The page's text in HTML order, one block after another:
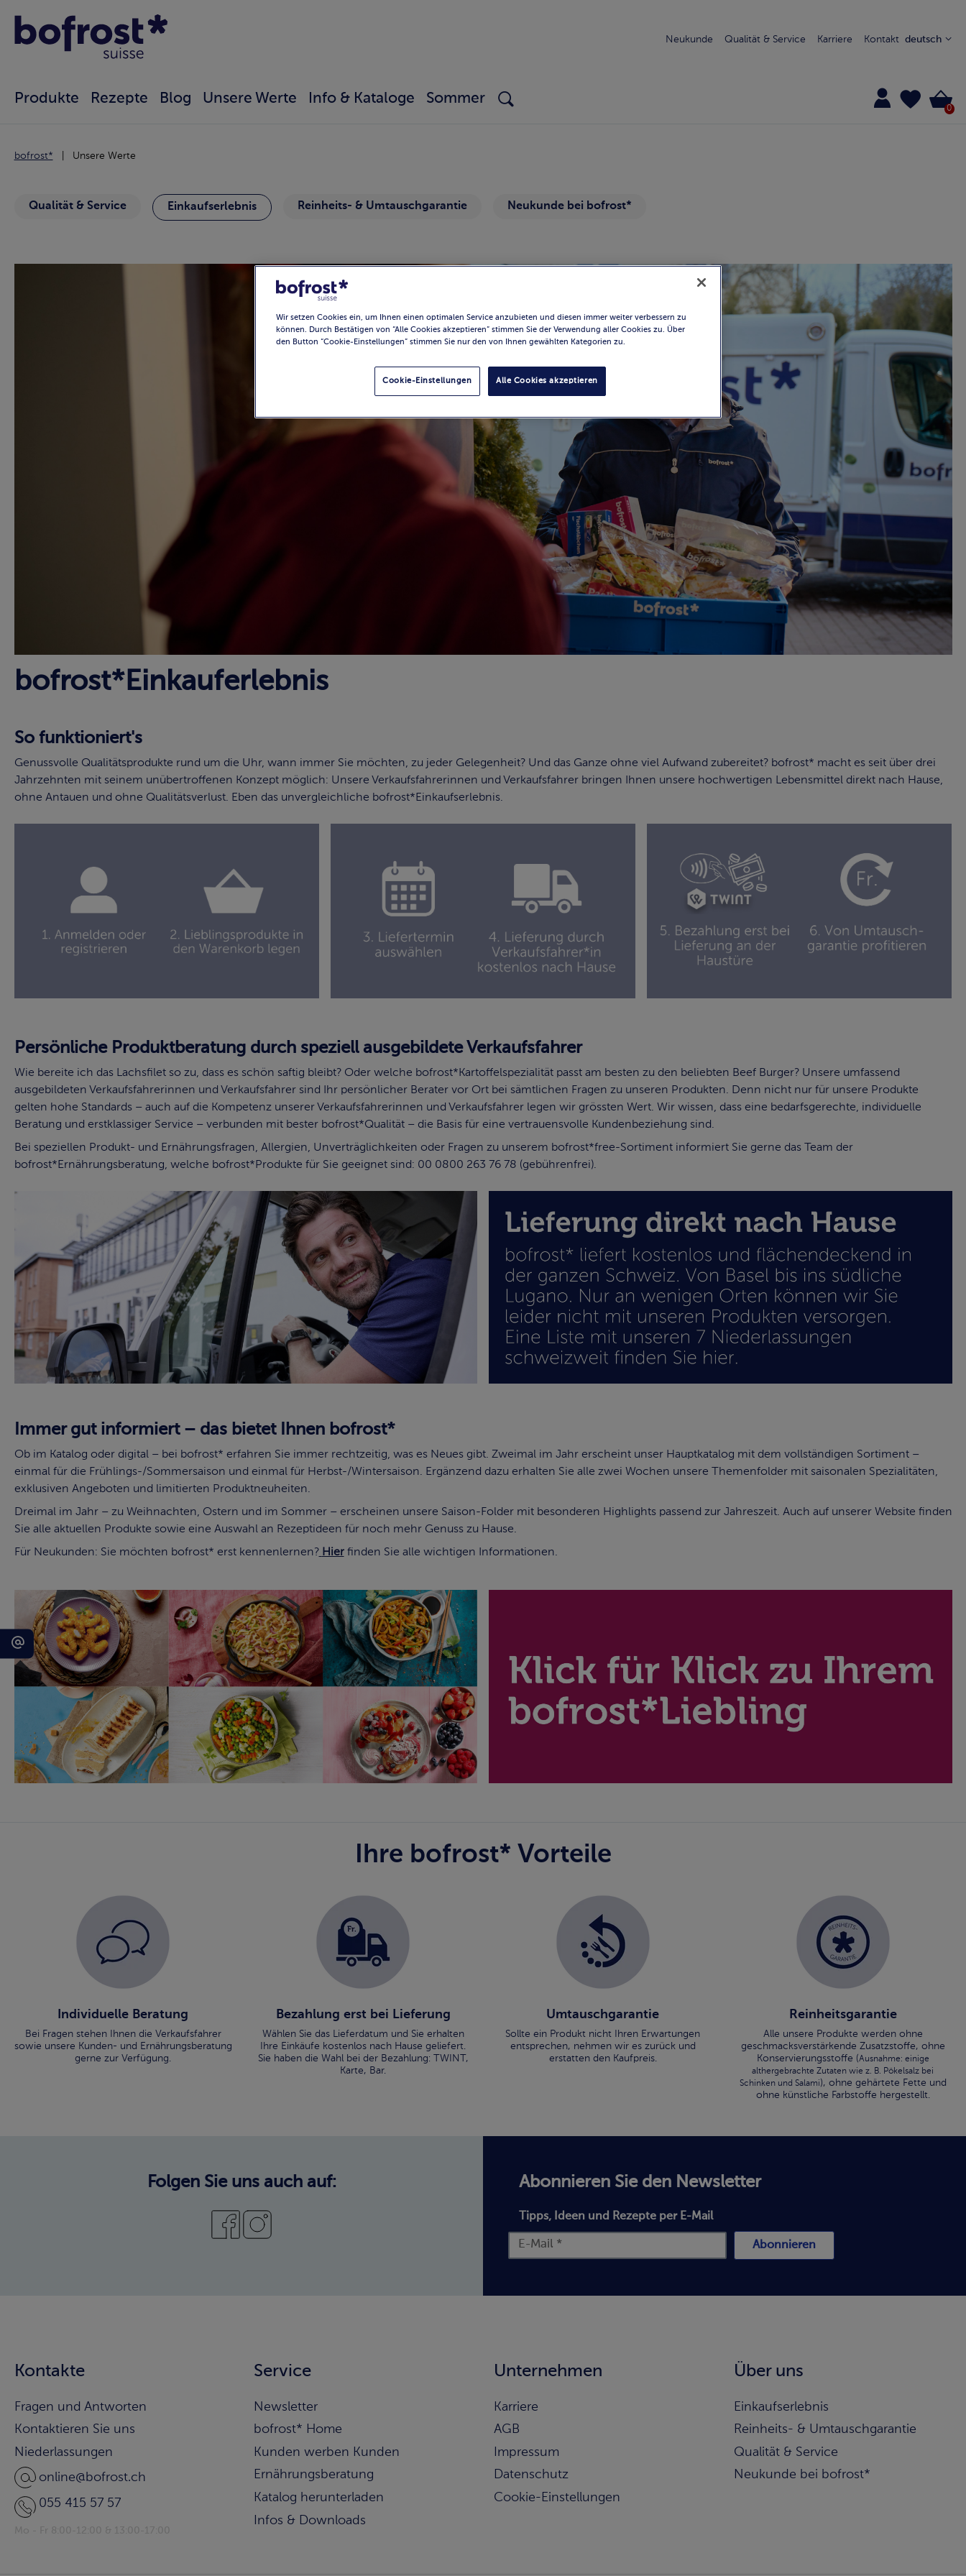
Neukunde Qualität & Service Karriere Kontakt deutsch
Produkte Rezepte Blog Unsere Werte Info & Kataloge Sommer
0
bofrost* Unsere Werte
Qualität & Service Einkaufserlebnis Reinheits- & Umtauschgarantie Neukunde bei bofrost*
bofrost*Einkauferlebnis
So funktioniert's
Genussvolle Qualitätsprodukte rund um die Uhr, wann immer Sie möchten, zu jeder Gelegenheit? Und das Ganze ohne viel Aufwand zubereitet? bofrost* macht es seit über drei
Jahrzehnten mit seinem unübertroffenen Konzept möglich: Unsere Verkaufsfahrerinnen und Verkaufsfahrer bringen Ihnen unsere hochwertigen Lebensmittel direkt nach Hause,
ohne Antauen und ohne Qualitätsverlust. Eben das unvergleichliche bofrost*Einkaufserlebnis.
Persönliche Produktberatung durch speziell ausgebildete Verkaufsfahrer
Wie bereite ich das Lachsfilet so zu, dass es schön saftig bleibt? Oder welche bofrost*Kartoffelspezialität passt am besten zu den beliebten Beef Burger? Unsere umfassend
ausgebildeten Verkaufsfahrerinnen und Verkaufsfahrer sind Ihr persönlicher Berater vor Ort bei sämtlichen Fragen zu unseren Produkten. Denn nicht nur für unsere Produkte
gelten hohe Standards – auch auf die Kompetenz unserer Verkaufsfahrerinnen und Verkaufsfahrer legen wir grössten Wert. Wir wissen, dass eine bedarfsgerechte, individuelle
Beratung und erstklassiger Service – verbunden mit bester bofrost*Qualität – die Basis für eine vertrauensvolle Kundenbeziehung sind.
Bei speziellen Produkt- und Ernährungsfragen, Allergien, Unverträglichkeiten oder Fragen zu unserem bofrost*free-Sortiment informiert Sie gerne das Team der
bofrost*Ernährungsberatung, welche bofrost*Produkte für Sie geeignet sind: 00 0800 263 76 78 (gebührenfrei).
Immer gut informiert – das bietet Ihnen bofrost*
Ob im Katalog oder digital – bei bofrost* erfahren Sie immer rechtzeitig, was es Neues gibt. Zweimal im Jahr erscheint unser Hauptkatalog mit dem vollständigen Sortiment –
einmal für die Frühlings-/Sommersaison und einmal für Herbst-/Wintersaison. Ergänzend dazu erhalten Sie alle zwei Wochen unsere Themenfolder mit saisonalen Spezialitäten,
exklusiven Angeboten und limitierten Produktneuheiten.
Dreimal im Jahr – zu Weihnachten, Ostern und im Sommer – erscheinen unsere Saison-Folder mit besonderen Highlights passend zur Jahreszeit. Auch auf unserer Website finden
Sie alle aktuellen Produkte sowie eine Auswahl an Rezeptideen für noch mehr Genuss zu Hause.
Für Neukunden: Sie möchten bofrost* erst kennenlernen? Hier finden Sie alle wichtigen Informationen.
Ihre bofrost* Vorteile
Individuelle Beratung
Bei Fragen stehen Ihnen die Verkaufsfahrer
sowie unsere Kunden- und Ernährungsberatung
gerne zur Verfügung.
Bezahlung erst bei Lieferung
Wählen Sie das Lieferdatum und Sie erhalten
Ihre Einkäufe kostenlos nach Hause geliefert.
Sie haben die Wahl bei der Bezahlung: TWINT,
Karte, Bar.
Umtauschgarantie
Sollte ein Produkt nicht Ihren Erwartungen
entsprechen, nehmen wir es zurück und
erstatten den Kaufpreis.
Reinheitsgarantie
Alle unsere Produkte werden ohne
geschmacksverstärkende Zusatzstoffe, ohne
Konservierungsstoffe (Ausnahme: einige
althergebrachte Zutaten wie z. B. Pökelsalz bei
Schinken und Salami), ohne gehärtete Fette und
ohne künstliche Farbstoffe hergestellt.
Kontakte
Fragen und Antworten
Kontaktieren Sie uns
Niederlassungen
online@bofrost.ch
055 415 57 57
Service
Newsletter
bofrost* Home
Kunden werben Kunden
Ernährungsberatung
Katalog herunterladen
Infos & Downloads
Unternehmen
Karriere
AGB
Impressum
Datenschutz
Cookie-Einstellungen
Über uns
Einkaufserlebnis
Reinheits- & Umtauschgarantie
Qualität & Service
Neukunde bei bofrost*
Folgen Sie uns auch auf: Abonnieren Sie den Newsletter
Tipps, Ideen und Rezepte per E-Mail
Abonnieren
Wir setzen Cookies ein, um Ihnen einen optimalen Service anzubieten und diesen immer weiter verbessern zu
können. Durch Bestätigen von “Alle Cookies akzeptieren” stimmen Sie der Verwendung aller Cookies zu. Über
den Button “Cookie-Einstellungen” stimmen Sie nur den von Ihnen gewählten Kategorien zu.
Alle Cookies akzeptieren
Cookie-Einstellungen